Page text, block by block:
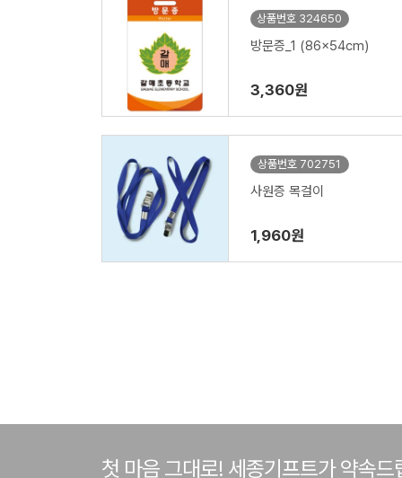
상품번호 324650
방문증_1 (86x54cm)
3,360원
상품번호 702751
사원증 목걸이
1,960원
첫 마음 그대로! 세종기프트가 약속드